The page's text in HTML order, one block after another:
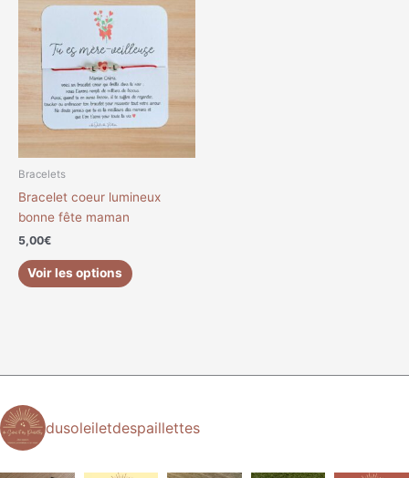
Bracelets
Bracelet coeur lumineux
bonne fête maman
5,00€
Voir les options
produit
plusieurs
variations.
Les
options
peuvent
sur
produit
dusoleiletdespaillettes